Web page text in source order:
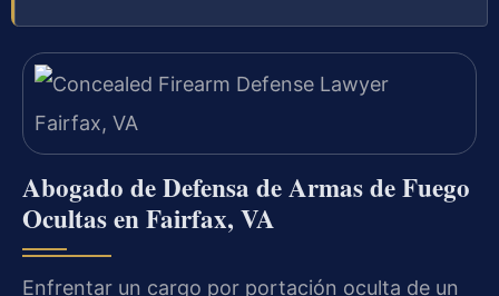
Abogado de Defensa de Armas de Fuego
Ocultas en Fairfax, VA
Enfrentar un cargo por portación oculta de un